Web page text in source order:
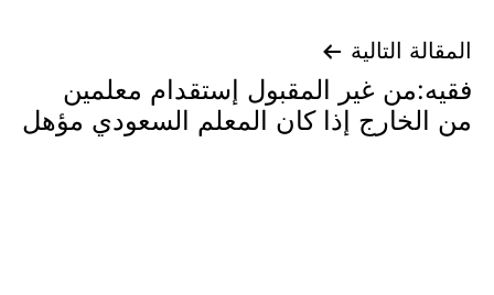
المقالة التالية
فقيه:من غير المقبول إستقدام معلمين
من الخارج إذا كان المعلم السعودي مؤهل